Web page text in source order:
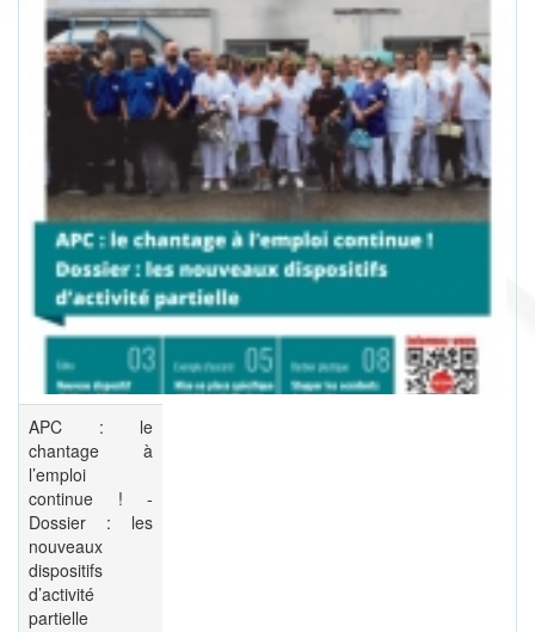
APC : le
chantage à
l’emploi
continue ! -
Dossier : les
nouveaux
dispositifs
d’activité
partielle